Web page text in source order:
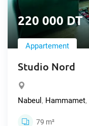
220 000 DT
Appartement
Studio Nord
Nabeul , Hammamet,
79 m²